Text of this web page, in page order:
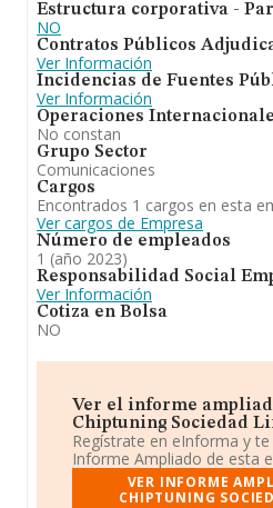
Estructura corporativa -
NO
Contratos Públicos
Ver Información
Incidencias de Fuentes
Ver Información
Operaciones
No constan
Grupo Sector
Comunicaciones
Cargos
Encontrados 1 cargos en esta
Ver cargos de Empresa
Número de empleados
1 (año 2023)
Responsabilidad Social
Ver Información
Cotiza en Bolsa
NO
Ver el informe
Chiptuning Sociedad
Regístrate en eInforma y
Informe Ampliado de esta
VER INFORME
CHIPTUNING